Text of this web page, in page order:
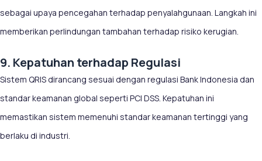
sebagai upaya pencegahan terhadap penyalahgunaan. Langkah ini
memberikan perlindungan tambahan terhadap risiko kerugian.
9. Kepatuhan terhadap Regulasi
Sistem QRIS dirancang sesuai dengan regulasi Bank Indonesia dan
standar keamanan global seperti PCI DSS. Kepatuhan ini
memastikan sistem memenuhi standar keamanan tertinggi yang
berlaku di industri.